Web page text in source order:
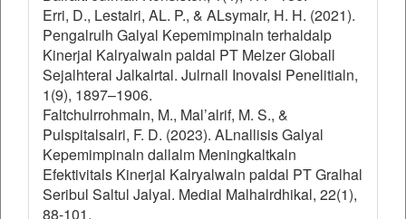
Erri, D., Lestalri, AL. P., & ALsymalr, H. H. (2021).
Pengalrulh Galyal Kepemimpinaln terhaldalp
Kinerjal Kalryalwaln paldal PT Melzer Globall
Sejalhteral Jalkalrtal. Julrnall Inovalsi Penelitialn,
1(9), 1897–1906.
Faltchulrrohmaln, M., Mal’alrif, M. S., &
Pulspitalsalri, F. D. (2023). ALnallisis Galyal
Kepemimpinaln dallalm Meningkaltkaln
Efektivitals Kinerjal Kalryalwaln paldal PT Gralhal
Seribul Saltul Jalyal. Medial Malhalrdhikal, 22(1),
88-101.